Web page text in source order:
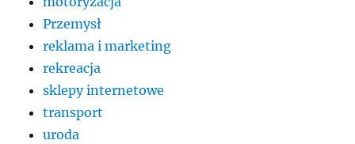
Przemysł
reklama i marketing
rekreacja
sklepy internetowe
transport
uroda